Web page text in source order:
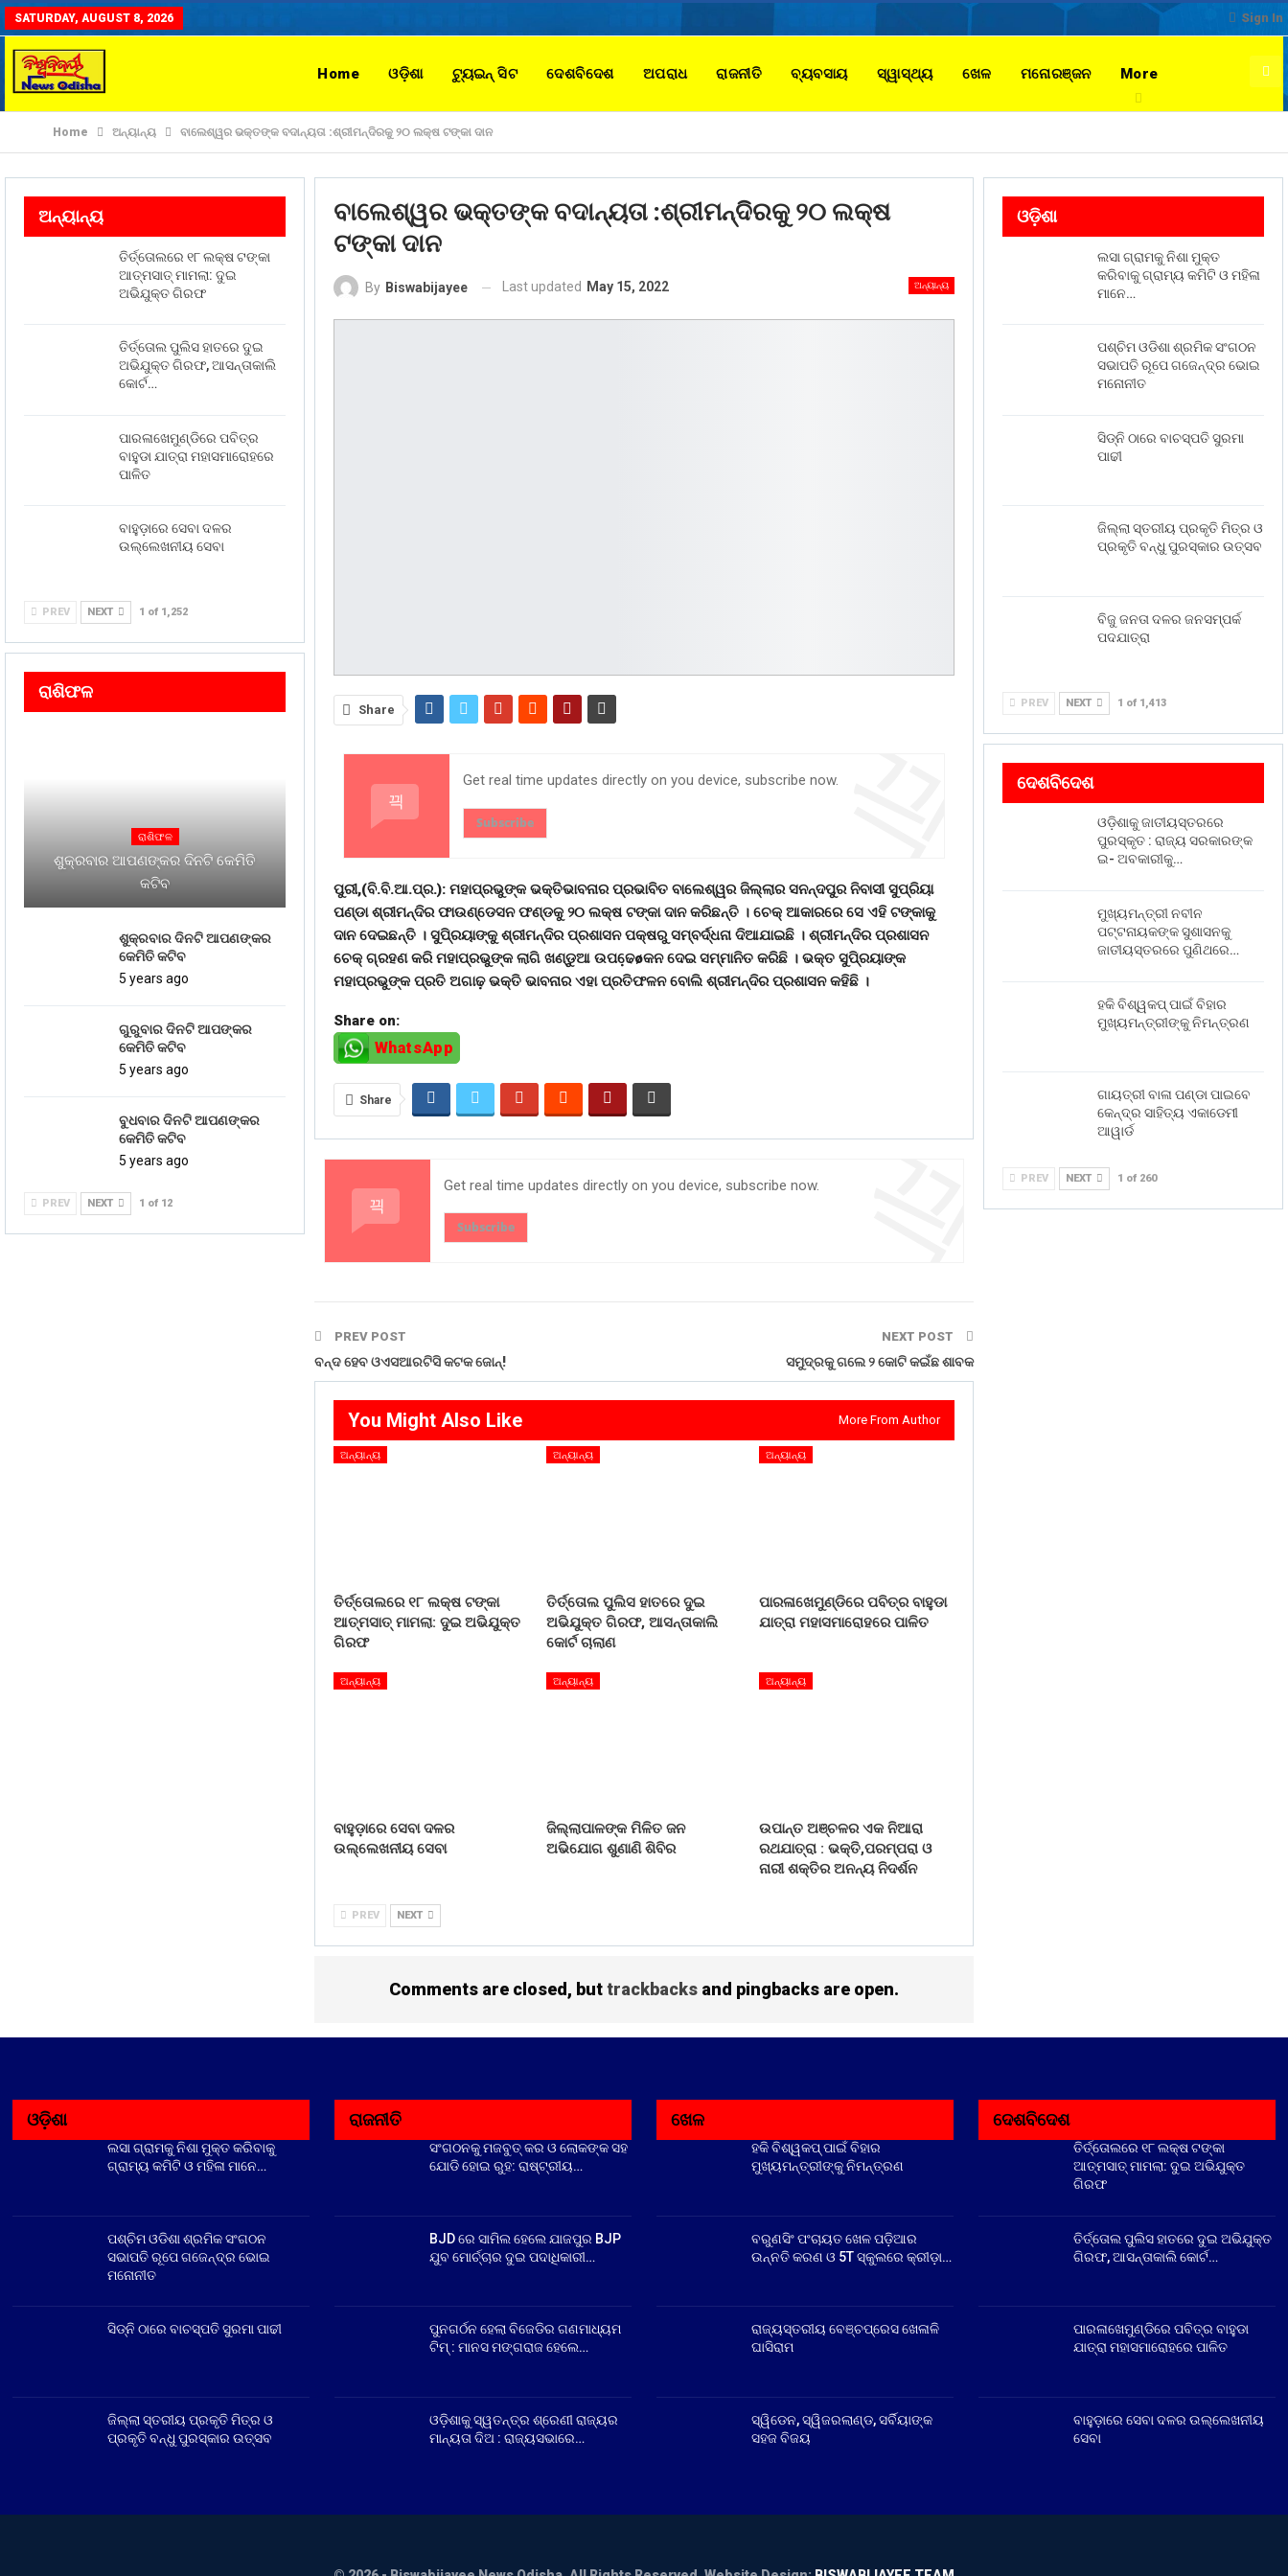
Sign In
SATURDAY, AUGUST 8, 2026
Home ଓଡ଼ିଶା ଟ୍ୟୁଇନ୍ ସିଟ ଦେଶବିଦେଶ ଅପରାଧ ରାଜନୀତି ବ୍ୟବସାୟ ସ୍ୱାସ୍ଥ୍ୟ ଖେଳ ମନୋରଞ୍ଜନ More
Home ଅନ୍ୟାନ୍ୟ ବାଲେଶ୍ୱର ଭକ୍ତଙ୍କ ବଦାନ୍ୟତା :ଶ୍ରୀମନ୍ଦିରକୁ ୨୦ ଲକ୍ଷ ଟଙ୍କା ଦାନ
ବାଲେଶ୍ୱର ଭକ୍ତଙ୍କ ବଦାନ୍ୟତା :ଶ୍ରୀମନ୍ଦିରକୁ ୨୦ ଲକ୍ଷ
ଟଙ୍କା ଦାନ
ଅନ୍ୟାନ୍ୟ
By Biswabijayee Last updated May 15, 2022
Share
Get real time updates directly on you device, subscribe now.
Subscribe
ପୁରୀ,(ବି.ବି.ଆ.ପ୍ର.): ମହାପ୍ରଭୁଙ୍କ ଭକ୍ତିଭାବନାର ପ୍ରଭାବିତ ବାଲେଶ୍ୱର ଜିଲ୍ଲାର ସନନ୍ଦପୁର ନିବାସୀ ସୁପ୍ରିୟା
ପଣ୍ଡା ଶ୍ରୀମନ୍ଦିର ଫାଉଣ୍ଡେସନ ଫଣ୍ଡକୁ ୨୦ ଲକ୍ଷ ଟଙ୍କା ଦାନ କରିଛନ୍ତି । ଚେକ୍ ଆକାରରେ ସେ ଏହି ଟଙ୍କାକୁ
ଦାନ ଦେଇଛନ୍ତି । ସୁପି୍ରୟାଙ୍କୁ ଶ୍ରୀମନ୍ଦିର ପ୍ରଶାସନ ପକ୍ଷରୁ ସମ୍ବର୍ଦ୍ଧନା ଦିଆଯାଇଛି । ଶ୍ରୀମନ୍ଦିର ପ୍ରଶାସନ
ଚେକ୍ ଗ୍ରହଣ କରି ମହାପ୍ରଭୁଙ୍କ ଲାଗି ଖଣ୍ଡୁଆ ଉପଢେ଼øକନ ଦେଇ ସମ୍ମାନିତ କରିଛି । ଭକ୍ତ ସୁପି୍ରୟାଙ୍କ
ମହାପ୍ରଭୁଙ୍କ ପ୍ରତି ଅଗାଢ଼ ଭକ୍ତି ଭାବନାର ଏହା ପ୍ରତିଫଳନ ବୋଲି ଶ୍ରୀମନ୍ଦିର ପ୍ରଶାସନ କହିଛି ।
Share on:
WhatsApp
Share
Get real time updates directly on you device, subscribe now.
Subscribe
PREV POST
ବନ୍ଦ ହେବ ଓଏସଆରଟିସି କଟକ ଜୋନ୍!
NEXT POST
ସମୁଦ୍ରକୁ ଗଲେ ୨ କୋଟି କଇଁଛ ଶାବକ
You Might Also Like More From Author
ଅନ୍ୟାନ୍ୟ
ତିର୍ତ୍ତୋଲରେ ୧୮ ଲକ୍ଷ ଟଙ୍କା
ଆତ୍ମସାତ୍ ମାମଲା: ଦୁଇ ଅଭିଯୁକ୍ତ
ଗିରଫ
ଅନ୍ୟାନ୍ୟ
ତିର୍ତ୍ତୋଲ ପୁଲିସ ହାତରେ ଦୁଇ
ଅଭିଯୁକ୍ତ ଗିରଫ, ଆସନ୍ତାକାଲି
କୋର୍ଟ ଚାଲାଣ
ଅନ୍ୟାନ୍ୟ
ପାରଳାଖେମୁଣ୍ଡିରେ ପବିତ୍ର ବାହୁଡା
ଯାତ୍ରା ମହାସମାରୋହରେ ପାଳିତ
ଅନ୍ୟାନ୍ୟ
ବାହୁଡ଼ାରେ ସେବା ଦଳର
ଉଲ୍ଲେଖନୀୟ ସେବା
ଅନ୍ୟାନ୍ୟ
ଜିଲ୍ଲାପାଳଙ୍କ ମିଳିତ ଜନ
ଅଭିଯୋଗ ଶୁଣାଣି ଶିବିର
ଅନ୍ୟାନ୍ୟ
ଉପାନ୍ତ ଅଞ୍ଚଳର ଏକ ନିଆରା
ରଥଯାତ୍ରା : ଭକ୍ତି,ପରମ୍ପରା ଓ
ନାରୀ ଶକ୍ତିର ଅନନ୍ୟ ନିଦର୍ଶନ
PREV NEXT
Comments are closed, buttrackbacksand pingbacks are open.
ଅନ୍ୟାନ୍ୟ
ତିର୍ତ୍ତୋଲରେ ୧୮ ଲକ୍ଷ ଟଙ୍କା
ଆତ୍ମସାତ୍ ମାମଲା: ଦୁଇ
ଅଭିଯୁକ୍ତ ଗିରଫ
ତିର୍ତ୍ତୋଲ ପୁଲିସ ହାତରେ ଦୁଇ
ଅଭିଯୁକ୍ତ ଗିରଫ, ଆସନ୍ତାକାଲି
କୋର୍ଟ…
ପାରଳାଖେମୁଣ୍ଡିରେ ପବିତ୍ର
ବାହୁଡା ଯାତ୍ରା ମହାସମାରୋହରେ
ପାଳିତ
ବାହୁଡ଼ାରେ ସେବା ଦଳର
ଉଲ୍ଲେଖନୀୟ ସେବା
PREV NEXT 1 of 1,252
ରାଶିଫଳ
ରାଶିଫଳ
ଶୁକ୍ରବାର ଆପଣଙ୍କର ଦିନଟି କେମିତି
କଟିବ
ଶୁକ୍ରବାର ଦିନଟି ଆପଣଙ୍କର
କେମିତି କଟିବ
5 years ago
ଗୁରୁବାର ଦିନଟି ଆପଙ୍କର
କେମିତି କଟିବ
5 years ago
ବୁଧବାର ଦିନଟି ଆପଣଙ୍କର
କେମିତି କଟିବ
5 years ago
PREV NEXT 1 of 12
ଓଡ଼ିଶା
ଲସା ଗ୍ରାମକୁ ନିଶା ମୁକ୍ତ
କରିବାକୁ ଗ୍ରାମ୍ୟ କମିଟି ଓ ମହିଳା
ମାନେ…
ପଶ୍ଚିମ ଓଡିଶା ଶ୍ରମିକ ସଂଗଠନ
ସଭାପତି ରୂପେ ଗଜେନ୍ଦ୍ର ଭୋଇ
ମନୋନୀତ
ସିଡ୍‌ନି ଠାରେ ବାଚସ୍ପତି ସୁରମା
ପାଢୀ
ଜିଲ୍ଲା ସ୍ତରୀୟ ପ୍ରକୃତି ମିତ୍ର ଓ
ପ୍ରକୃତି ବନ୍ଧୁ ପୁରସ୍କାର ଉତ୍ସବ
ବିଜୁ ଜନତା ଦଳର ଜନସମ୍ପର୍କ
ପଦଯାତ୍ରା
PREV NEXT 1 of 1,413
ଦେଶବିଦେଶ
ଓଡ଼ିଶାକୁ ଜାତୀୟସ୍ତରରେ
ପୁରସ୍କୃତ : ରାଜ୍ୟ ସରକାରଙ୍କ
ଇ- ଅବକାରୀକୁ…
ମୁଖ୍ୟମନ୍ତ୍ରୀ ନବୀନ
ପଟ୍ଟନାୟକଙ୍କ ସୁଶାସନକୁ
ଜାତୀୟସ୍ତରରେ ପୁଣିଥରେ…
ହକି ବିଶ୍ୱକପ୍ ପାଇଁ ବିହାର
ମୁଖ୍ୟମନ୍ତ୍ରୀଙ୍କୁ ନିମନ୍ତ୍ରଣ
ଗାୟତ୍ରୀ ବାଳା ପଣ୍ଡା ପାଇବେ
କେନ୍ଦ୍ର ସାହିତ୍ୟ ଏକାଡେମୀ
ଆୱାର୍ଡ
PREV NEXT 1 of 260
ଓଡ଼ିଶା
ଲସା ଗ୍ରାମକୁ ନିଶା ମୁକ୍ତ କରିବାକୁ
ଗ୍ରାମ୍ୟ କମିଟି ଓ ମହିଳା ମାନେ…
ପଶ୍ଚିମ ଓଡିଶା ଶ୍ରମିକ ସଂଗଠନ
ସଭାପତି ରୂପେ ଗଜେନ୍ଦ୍ର ଭୋଇ
ମନୋନୀତ
ସିଡ୍‌ନି ଠାରେ ବାଚସ୍ପତି ସୁରମା ପାଢୀ
ଜିଲ୍ଲା ସ୍ତରୀୟ ପ୍ରକୃତି ମିତ୍ର ଓ
ପ୍ରକୃତି ବନ୍ଧୁ ପୁରସ୍କାର ଉତ୍ସବ
ରାଜନୀତି
ସଂଗଠନକୁ ମଜବୁତ୍ କର ଓ ଲୋକଙ୍କ ସହ
ଯୋଡି ହୋଇ ରୁହ: ରାଷ୍ଟ୍ରୀୟ…
BJD ରେ ସାମିଲ ହେଲେ ଯାଜପୁର BJP
ଯୁବ ମୋର୍ଚ୍ଚାର ଦୁଇ ପଦାଧିକାରୀ…
ପୁନଗର୍ଠନ ହେଲା ବିଜେଡିର ଗଣମାଧ୍ୟମ
ଟିମ୍ : ମାନସ ମଙ୍ଗରାଜ ହେଲେ…
ଓଡ଼ିଶାକୁ ସ୍ୱତନ୍ତ୍ର ଶ୍ରେଣୀ ରାଜ୍ୟର
ମାନ୍ୟତା ଦିଅ : ରାଜ୍ୟସଭାରେ…
ଖେଳ
ହକି ବିଶ୍ୱକପ୍ ପାଇଁ ବିହାର
ମୁଖ୍ୟମନ୍ତ୍ରୀଙ୍କୁ ନିମନ୍ତ୍ରଣ
ବରୁଣସିଂ ପଂଚାୟତ ଖେଳ ପଡ଼ିଆର
ଉନ୍ନତି କରଣ ଓ 5T ସ୍କୁଲରେ କ୍ରୀଡ଼ା…
ରାଜ୍ୟସ୍ତରୀୟ ବେଞ୍ଚପ୍ରେସ ଖେଳାଳି
ଘାସିରାମ
ସ୍ୱିଡେନ, ସ୍ୱିଜରଲାଣ୍ଡ, ସର୍ବିୟାଙ୍କ
ସହଜ ବିଜୟ
ଦେଶବିଦେଶ
ତିର୍ତ୍ତୋଲରେ ୧୮ ଲକ୍ଷ ଟଙ୍କା
ଆତ୍ମସାତ୍ ମାମଲା: ଦୁଇ ଅଭିଯୁକ୍ତ
ଗିରଫ
ତିର୍ତ୍ତୋଲ ପୁଲିସ ହାତରେ ଦୁଇ ଅଭିଯୁକ୍ତ
ଗିରଫ, ଆସନ୍ତାକାଲି କୋର୍ଟ…
ପାରଳାଖେମୁଣ୍ଡିରେ ପବିତ୍ର ବାହୁଡା
ଯାତ୍ରା ମହାସମାରୋହରେ ପାଳିତ
ବାହୁଡ଼ାରେ ସେବା ଦଳର ଉଲ୍ଲେଖନୀୟ
ସେବା